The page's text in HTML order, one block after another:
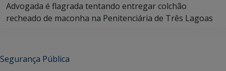
Advogada é flagrada tentando entregar colchão
recheado de maconha na Penitenciária de Três Lagoas
Segurança Pública